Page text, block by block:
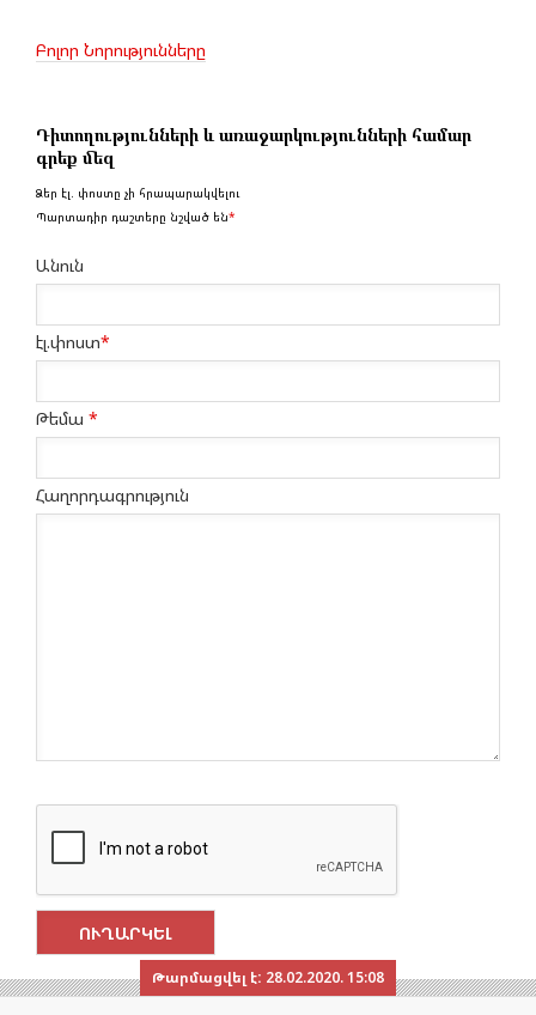
Բոլոր Նորությունները
Դիտողությունների և առաջարկությունների համար
գրեք մեզ
Ձեր էլ. փոստը չի հրապարակվելու
Պարտադիր դաշտերը նշված են*
Անուն
էլ.փոստ*
Թեմա *
Հաղորդագրություն
Թարմացվել է: 28.02.2020. 15:08